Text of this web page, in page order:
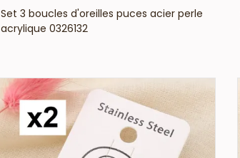
VOIR LE PRIX
Set 3 boucles d'oreilles puces acier perle
acrylique 0326132